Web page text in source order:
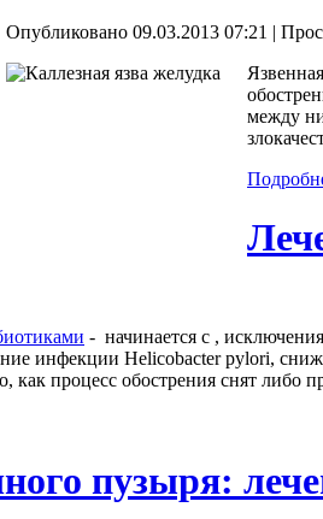
Опубликовано 09.03.2013 07:21 |
между
- начинается с ,
инфекции Helicobacter pylori,
как процесс обострения снят либо
пузыря: